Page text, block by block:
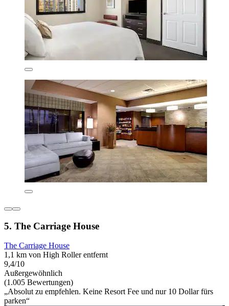
5. The Carriage House
The Carriage House
1,1 km von High Roller entfernt
9,4/10
Außergewöhnlich
(1.005 Bewertungen)
„Absolut zu empfehlen. Keine Resort Fee und nur 10 Dollar fürs
parken“